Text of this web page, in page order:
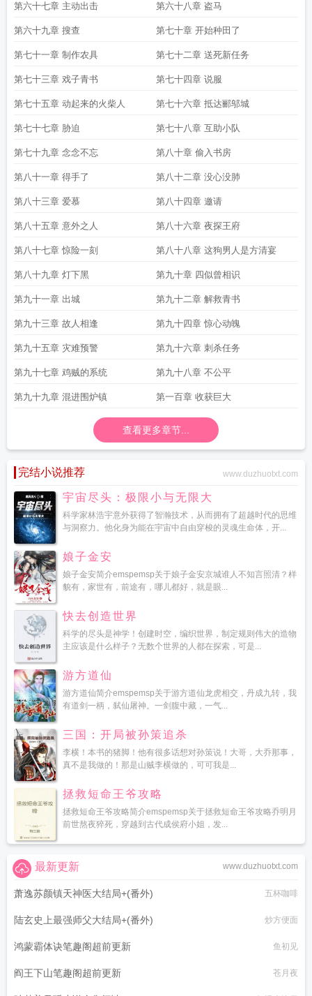
第六十七章 主动出击 第六十八章 盗马
第六十九章 搜查 第七十章 开始种田了
第七十一章 制作农具 第七十二章 送死新任务
第七十三章 戏子青书 第七十四章 说服
第七十五章 动起来的火柴人 第七十六章 抵达郦邬城
第七十七章 胁迫 第七十八章 互助小队
第七十九章 念念不忘 第八十章 偷入书房
第八十一章 得手了 第八十二章 没心没肺
第八十三章 爱慕 第八十四章 邀请
第八十五章 意外之人 第八十六章 夜探王府
第八十七章 惊险一刻 第八十八章 这狗男人是方清宴
第八十九章 灯下黑 第九十章 四似曾相识
第九十一章 出城 第九十二章 解救青书
第九十三章 故人相逢 第九十四章 惊心动魄
第九十五章 灾难预警 第九十六章 刺杀任务
第九十七章 鸡贼的系统 第九十八章 不公平
第九十九章 混进围炉镇 第一百章 收获巨大
查看更多章节...
完结小说推荐 www.duzhuotxt.com
宇宙尽头：极限小与无限大
科学家林浩宇意外获得了智瀚技术，从而拥有了超越时代的思维
与洞察力。他化身为能在宇宙中自由穿梭的灵魂生命体，开...
娘子金安
娘子金安简介emspemsp关于娘子金安京城谁人不知言照清？样
貌有，家世有，前途有，哪儿都好，就是眼...
快去创造世界
科学的尽头是神学！创建时空，编织世界，制定规则伟大的造物
主应该是什么样子？无数个世界的人都在探索，可是...
游方道仙
游方道仙简介emspemsp关于游方道仙龙虎相交，丹成九转，我
有道剑一柄，弑仙屠神。一剑腹中藏，一气...
三国：开局被孙策追杀
李横！本书的猪脚！他有很多话想对孙策说！大哥，大乔那事，
真不是我做的！那是山贼李横做的，可可我是...
拯救短命王爷攻略
拯救短命王爷攻略简介emspemsp关于拯救短命王爷攻略乔明月
前世熬夜猝死，穿越到古代成侯府小姐，发...
www.duzhuotxt.com
最新更新
萧逸苏颜镇天神医大结局+(番外) 五杯咖啡
陆玄史上最强师父大结局+(番外) 炒方便面
鸿蒙霸体诀笔趣阁超前更新 鱼初见
阎王下山笔趣阁超前更新 苍月夜